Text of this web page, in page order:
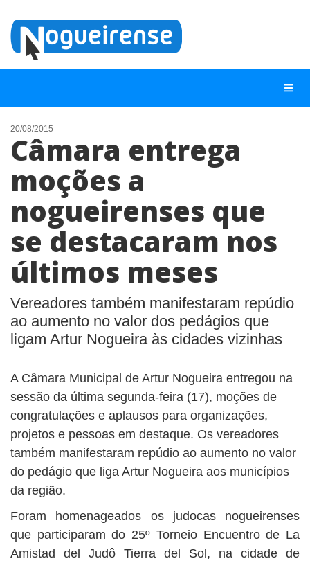
NOTÍCIAS
LISTA DIGITAL
QUEM SOMOS
CONTATO
ANUNCIE
BUSCAR
20/08/2015
Câmara entrega
moções a
nogueirenses que
se destacaram nos
últimos meses
Vereadores também manifestaram repúdio
ao aumento no valor dos pedágios que
ligam Artur Nogueira às cidades vizinhas
A Câmara Municipal de Artur Nogueira entregou na
sessão da última segunda-feira (17), moções de
congratulações e aplausos para organizações,
projetos e pessoas em destaque. Os vereadores
também manifestaram repúdio ao aumento no valor
do pedágio que liga Artur Nogueira aos municípios
da região.
Foram homenageados os judocas nogueirenses
que participaram do 25º Torneio Encuentro de La
Amistad del Judô Tierra del Sol, na cidade de